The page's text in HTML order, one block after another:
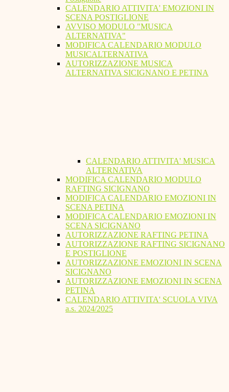
CALENDARIO ATTIVITA' EMOZIONI IN
SCENA POSTIGLIONE
AVVISO MODULO "MUSICA
ALTERNATIVA"
MODIFICA CALENDARIO MODULO
MUSICALTERNATIVA
AUTORIZZAZIONE MUSICA
ALTERNATIVA SICIGNANO E PETINA
CALENDARIO ATTIVITA' MUSICA
ALTERNATIVA
MODIFICA CALENDARIO MODULO
RAFTING SICIGNANO
MODIFICA CALENDARIO EMOZIONI IN
SCENA PETINA
MODIFICA CALENDARIO EMOZIONI IN
SCENA SICIGNANO
AUTORIZZAZIONE RAFTING PETINA
AUTORIZZAZIONE RAFTING SICIGNANO
E POSTIGLIONE
AUTORIZZAZIONE EMOZIONI IN SCENA
SICIGNANO
AUTORIZZAZIONE EMOZIONI IN SCENA
PETINA
CALENDARIO ATTIVITA' SCUOLA VIVA
a.s. 2024/2025